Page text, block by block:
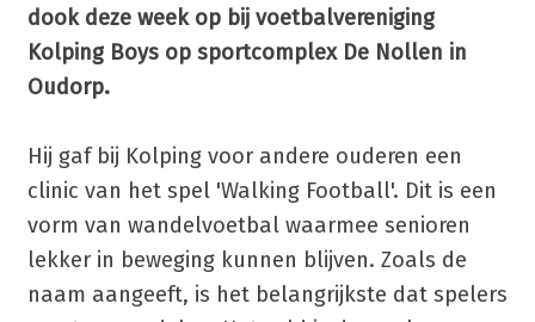
dook deze week op bij voetbalvereniging
Kolping Boys op sportcomplex De Nollen in
Oudorp.
Hij gaf bij Kolping voor andere ouderen een
clinic van het spel 'Walking Football'. Dit is een
vorm van wandelvoetbal waarmee senioren
lekker in beweging kunnen blijven. Zoals de
naam aangeeft, is het belangrijkste dat spelers